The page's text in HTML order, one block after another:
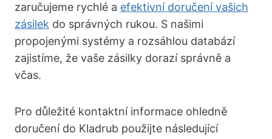
zaručujeme rychlé a efektivní doručení vašich
zásilek do správných rukou. S našimi
propojenými systémy a rozsáhlou databází
zajistíme, že vaše zásilky dorazí správně a
včas.
Pro důležité kontaktní informace ohledně
doručení do Kladrub použijte následující